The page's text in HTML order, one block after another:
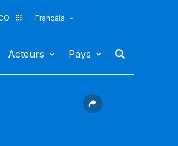
Français
Acteurs Pays